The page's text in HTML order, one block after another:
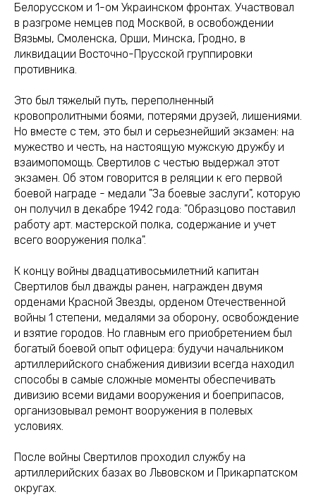
Белорусском и 1-ом Украинском фронтах. Участвовал
в разгроме немцев под Москвой, в освобождении
Вязьмы, Смоленска, Орши, Минска, Гродно, в
ликвидации Восточно-Прусской группировки
противника.
Это был тяжелый путь, переполненный
кровопролитными боями, потерями друзей, лишениями.
Но вместе с тем, это был и серьезнейший экзамен: на
мужество и честь, на настоящую мужскую дружбу и
взаимопомощь. Свертилов с честью выдержал этот
экзамен. Об этом говорится в реляции к его первой
боевой награде - медали "За боевые заслуги", которую
он получил в декабре 1942 года: "Образцово поставил
работу арт. мастерской полка, содержание и учет
всего вооружения полка".
К концу войны двадцативосьмилетний капитан
Свертилов был дважды ранен, награжден двумя
орденами Красной Звезды, орденом Отечественной
войны 1 степени, медалями за оборону, освобождение
и взятие городов. Но главным его приобретением был
богатый боевой опыт офицера: будучи начальником
артиллерийского снабжения дивизии всегда находил
способы в самые сложные моменты обеспечивать
дивизию всеми видами вооружения и боеприпасов,
организовывал ремонт вооружения в полевых
условиях.
После войны Свертилов проходил службу на
артиллерийских базах во Львовском и Прикарпатском
округах.